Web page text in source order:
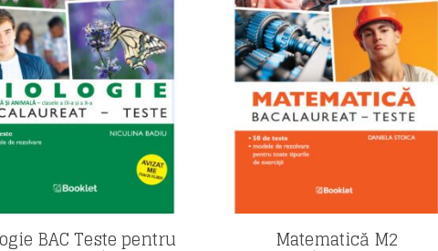
BAC Teste pentru Matematică M2